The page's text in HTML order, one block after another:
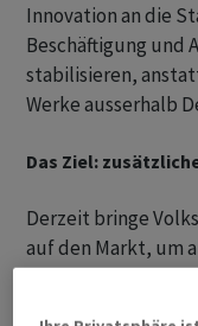
Innovation an die
Beschäftigung und
stabilisieren,
Werke ausserhalb
Das Ziel:
Derzeit bringe
auf den Markt, um